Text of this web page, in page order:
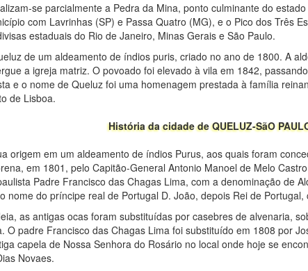
se parcialmente a Pedra da Mina, ponto culminante do
com Lavrinhas (SP) e Passa Quatro (MG), e o Pico dos Três
estaduais do Rio de Janeiro, Minas Gerais e São Paulo.
de um aldeamento de índios puris, criado no ano de 1800. A
a igreja matriz. O povoado foi elevado à vila em 1842,
e o nome de Queluz foi uma homenagem prestada à família
de Lisboa.
História da cidade de QUELUZ-SãO
origem em um aldeamento de índios Purus, aos quais foram
em 1801, pelo Capitão-General Antonio Manoel de Melo
Padre Francisco das Chagas Lima, com a denominação de
nome do príncipe real de Portugal D. João, depois Rei de
as antigas ocas foram substituídas por casebres de alvenaria,
O padre Francisco das Chagas Lima foi substituído em 1808 por
capela de Nossa Senhora do Rosário no local onde hoje se
Novaes.